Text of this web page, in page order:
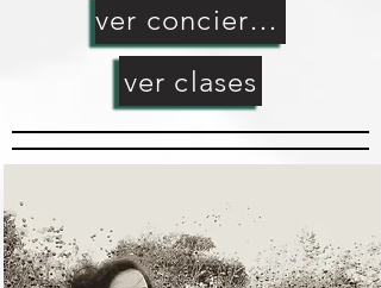
ver conciertos
ver clases